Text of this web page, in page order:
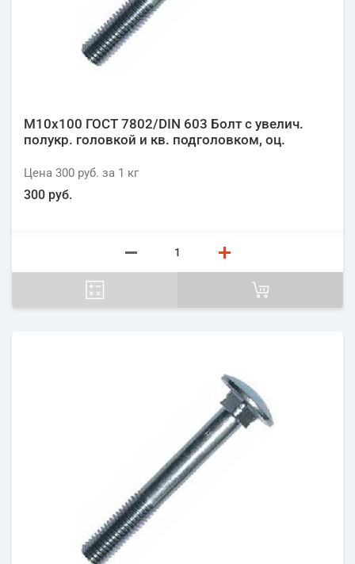
М10х100 ГОСТ 7802/DIN 603 Болт с увелич.
полукр. головкой и кв. подголовком, оц.
Цена 300 руб. за 1 кг
300 руб.